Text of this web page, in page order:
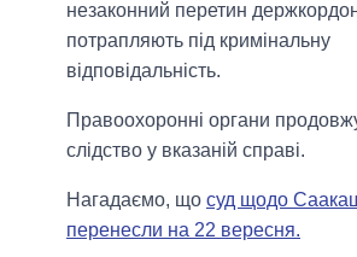
незаконний перетин
потрапляють під кримінальну
відповідальність.
Правоохоронні органи
слідство у вказаній справі.
Нагадаємо, що суд щодо
перенесли на 22 вересня.